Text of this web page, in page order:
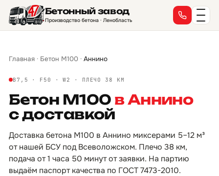
Бетонный завод
Производство бетона · Ленобласть
Главная · Бетон М100 · Аннино
B7,5 · F50 · W2 · ПЛЕЧО 38 КМ
Бетон М100 в Аннино
с доставкой
Доставка бетона М100 в Аннино миксерами 5–12 м³
от нашей БСУ под Всеволожском. Плечо 38 км,
подача от 1 часа 50 минут от заявки. На партию
выдаём паспорт качества по ГОСТ 7473-2010.